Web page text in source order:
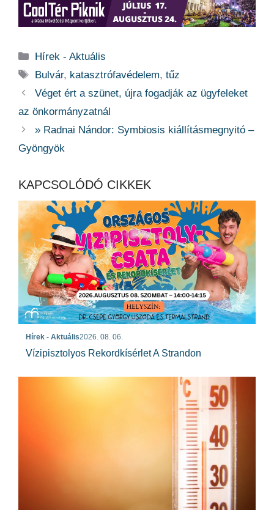
Kategória
Hírek - Aktuális
Címkék
Bulvár, katasztrófavédelem,tűz
Véget ért a szünet, újra fogadják az ügyfeleket
az önkormányzatnál
» Radnai Nándor: Symbiosis kiállításmegnyitó –
Gyöngyök
KAPCSOLÓDÓ CIKKEK
Hírek - Aktuális2026. 08. 06.
Vízipisztolyos Rekordkísérlet A Strandon